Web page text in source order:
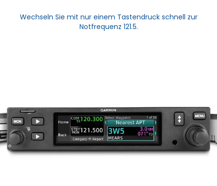
Wechseln Sie mit nur einem Tastendruck schnell zur
Notfrequenz 121.5.